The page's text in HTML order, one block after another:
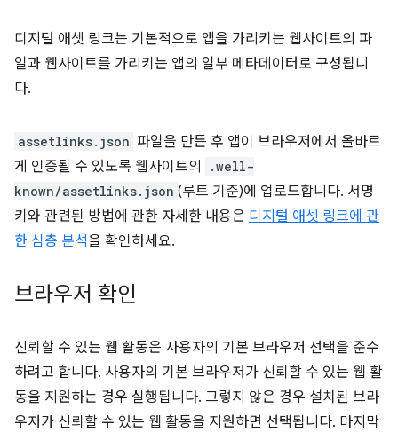
디지털 애셋 링크는 기본적으로 앱을 가리키는 웹사이트의 파
일과 웹사이트를 가리키는 앱의 일부 메타데이터로 구성됩니
다.
assetlinks.json 파일을 만든 후 앱이 브라우저에서 올바르
게 인증될 수 있도록 웹사이트의
.well-
known/assetlinks.json (루트 기준)에 업로드합니다. 서명
키와 관련된 방법에 관한 자세한 내용은 디지털 애셋 링크에 관
한 심층 분석을 확인하세요.
브라우저 확인
신뢰할 수 있는 웹 활동은 사용자의 기본 브라우저 선택을 준수
하려고 합니다. 사용자의 기본 브라우저가 신뢰할 수 있는 웹 활
동을 지원하는 경우 실행됩니다. 그렇지 않은 경우 설치된 브라
우저가 신뢰할 수 있는 웹 활동을 지원하면 선택됩니다. 마지막